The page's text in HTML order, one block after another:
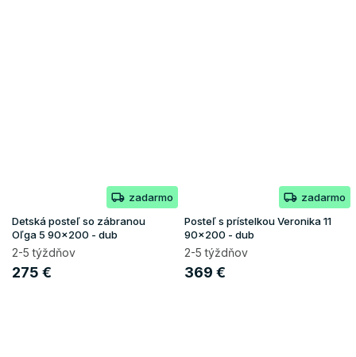
zadarmo
Detská posteľ so zábranou
Oľga 5 90x200 - dub
2-5 týždňov
275 €
zadarmo
Posteľ s prístelkou Veronika 11
90x200 - dub
2-5 týždňov
369 €